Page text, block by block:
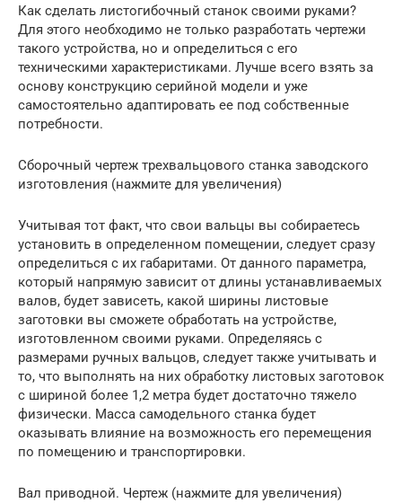
Как сделать листогибочный станок своими руками?
Для этого необходимо не только разработать чертежи
такого устройства, но и определиться с его
техническими характеристиками. Лучше всего взять за
основу конструкцию серийной модели и уже
самостоятельно адаптировать ее под собственные
потребности.
Сборочный чертеж трехвальцового станка заводского
изготовления (нажмите для увеличения)
Учитывая тот факт, что свои вальцы вы собираетесь
установить в определенном помещении, следует сразу
определиться с их габаритами. От данного параметра,
который напрямую зависит от длины устанавливаемых
валов, будет зависеть, какой ширины листовые
заготовки вы сможете обработать на устройстве,
изготовленном своими руками. Определяясь с
размерами ручных вальцов, следует также учитывать и
то, что выполнять на них обработку листовых заготовок
с шириной более 1,2 метра будет достаточно тяжело
физически. Масса самодельного станка будет
оказывать влияние на возможность его перемещения
по помещению и транспортировки.
Вал приводной. Чертеж (нажмите для увеличения)